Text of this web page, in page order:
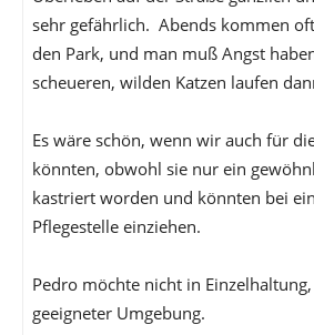
sehr gefährlich. Abends kommen
den Park, und man muß Angst
scheueren, wilden Katzen laufen
Es wäre schön, wenn wir auch für
könnten, obwohl sie nur ein
kastriert worden und könnten bei
Pflegestelle einziehen.
Pedro möchte nicht in
geeigneter Umgebung.